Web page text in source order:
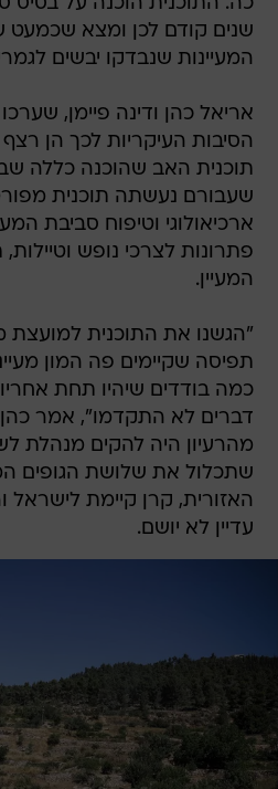
כה. התוכנית הוכנה על
המעיינות שנבדקו יבשים
אריאל כהן ודינה פיימן,
הסיבות העיקריות לכך הן רצף
תוכנית האב שהוכנה כללה
שעבורם נעשתה תוכנית
ארכיאולוגי וטיפוח סביבת
פתרונות לצרכי נופש
המעיין.
"הגשנו את התוכנית למועצת
תפיסה שקיימים פה המון
כמה בודדים שיהיו תחת
דברים לא התקדמו", אמר כהן.
מהרעיון היה להקים מנהלת
שתכלול את שלושת הגופים
האזורית, קרן קיימת לישראל
עדיין לא יושם.